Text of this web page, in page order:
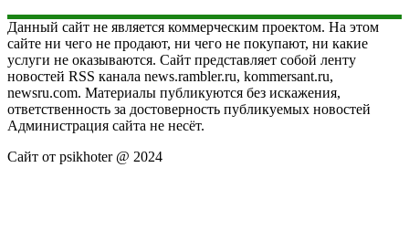
Данный сайт не является коммерческим проектом. На этом
сайте ни чего не продают, ни чего не покупают, ни какие
услуги не оказываются. Сайт представляет собой ленту
новостей RSS канала news.rambler.ru, kommersant.ru,
newsru.com. Материалы публикуются без искажения,
ответственность за достоверность публикуемых новостей
Администрация сайта не несёт.
Сайт от psikhoter @ 2024